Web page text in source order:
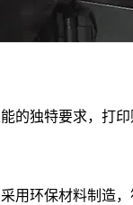
独特要求，打
用环保材料制造，